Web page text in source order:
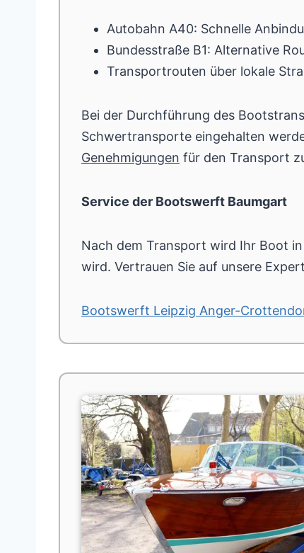
Autobahn A40: Schnelle
Bundesstraße B1: Alternative
Transportrouten über lokale
Bei der Durchführung des
Schwertransporte eingehalten
Genehmigungen für den Transport
Service der Bootswerft Baumgart
Nach dem Transport wird Ihr Boot
wird. Vertrauen Sie auf unsere
Bootswerft Leipzig Anger-